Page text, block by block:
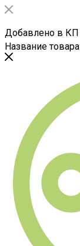
Добавлено в КП
Название товара